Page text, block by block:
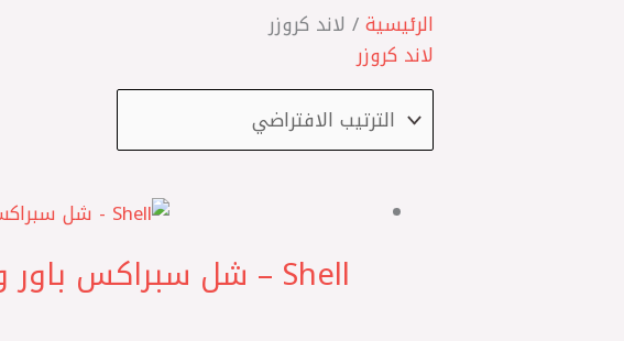
الرئيسية/ لاند كروزر
لاند كروزر
Shell – شل سبراكس باور و فتيس 1 لتر اوتوماتيك S3 ATF MD3 عماني H*